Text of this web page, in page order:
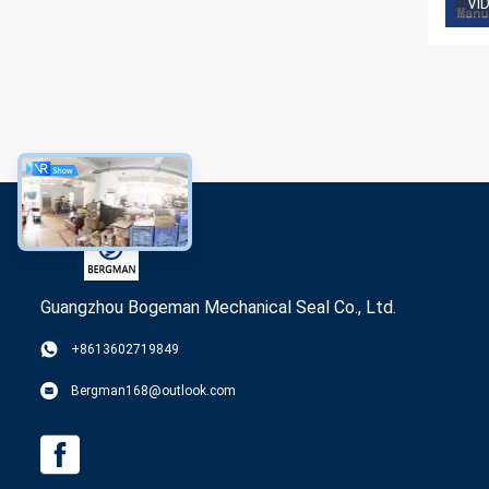
Guangzhou Bogeman Mechanical Seal Co., Ltd.
+8613602719849
Bergman168@outlook.com